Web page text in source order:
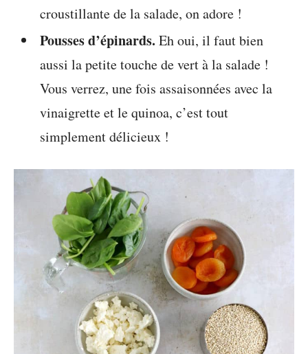
croustillante de la salade, on adore !
Pousses d’épinards. Eh oui, il faut bien
aussi la petite touche de vert à la salade !
Vous verrez, une fois assaisonnées avec la
vinaigrette et le quinoa, c’est tout
simplement délicieux !